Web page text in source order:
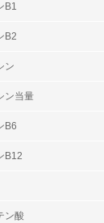
B1
B2
ン
ン当量
B6
B12
ン酸